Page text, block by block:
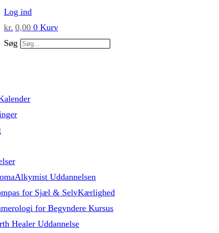
Skip
to
content
Log ind
kr. 0,00 0 Kurv
Søg
Uddannelsen
for Sjæl & SelvKærlighed
for Begyndere Kursus
Healer Uddannelse